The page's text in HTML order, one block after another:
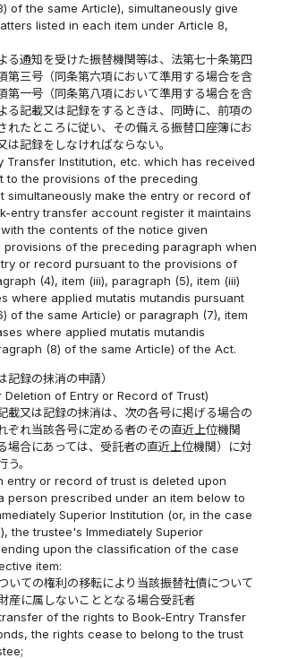
of the same Article), simultaneously give
listed in each item under Article 8,
る通知を受けた振替機関等は、法第七十条第四
第三号（同条第六項において準用する場合を含
第一号（同条第八項において準用する場合を含
る記載又は記録をするときは、同時に、前項の
れたところに従い、その備える振替口座簿にお
は記録をしなければならない。
Transfer Institution, etc. which has received
to the provisions of the preceding
simultaneously make the entry or record of
entry transfer account register it maintains
the contents of the notice given
provisions of the preceding paragraph when
or record pursuant to the provisions of
(4), item (iii), paragraph (5), item (iii)
where applied mutatis mutandis pursuant
of the same Article) or paragraph (7), item
where applied mutatis mutandis
(8) of the same Article) of the Act.
記録の抹消の申請）
of Entry or Record of Trust)
載又は記録の抹消は、次の各号に掲げる場合の
ぞれ当該各号に定める者のその直近上位機関
場合にあっては、受託者の直近上位機関）に対
。
entry or record of trust is deleted upon
person prescribed under an item below to
Superior Institution (or, in the case
the trustee's Immediately Superior
upon the classification of the case
item:
いての権利の移転により当該振替社債について
産に属しないこととなる場合受託者
of the rights to Book-Entry Transfer
the rights cease to belong to the trust